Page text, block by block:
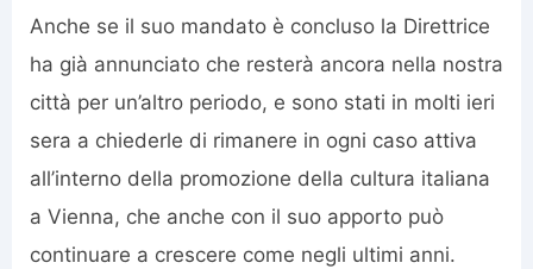
Anche se il suo mandato è concluso la Direttrice
ha già annunciato che resterà ancora nella nostra
città per un’altro periodo, e sono stati in molti ieri
sera a chiederle di rimanere in ogni caso attiva
all’interno della promozione della cultura italiana
a Vienna, che anche con il suo apporto può
continuare a crescere come negli ultimi anni.